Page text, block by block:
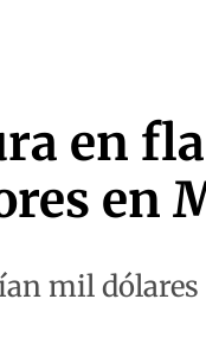
en
en
mil